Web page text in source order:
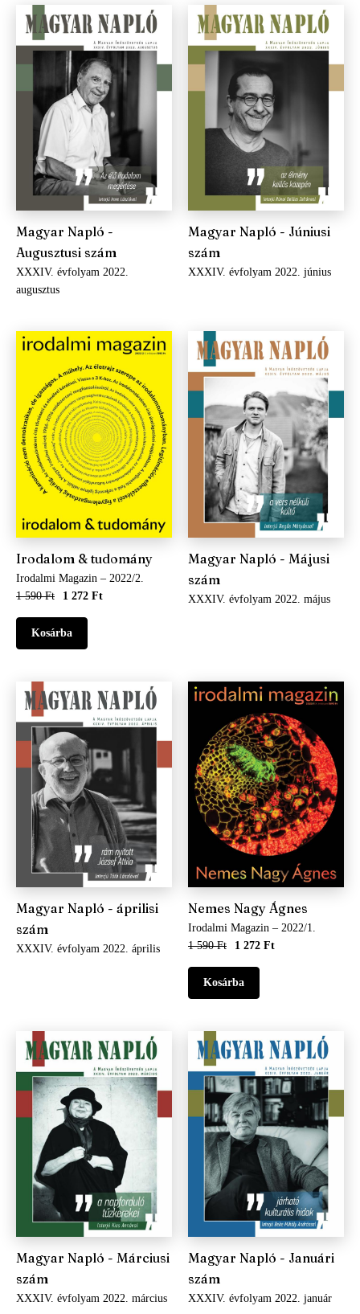
Magyar Napló -
Augusztusi szám
XXXIV. évfolyam 2022.
augusztus
Magyar Napló - Júniusi
szám
XXXIV. évfolyam 2022. június
Irodalom & tudomány
Irodalmi Magazin – 2022/2.
1 590 Ft
1 272 Ft
Magyar Napló - Májusi
szám
XXXIV. évfolyam 2022. május
Magyar Napló - áprilisi
szám
XXXIV. évfolyam 2022. április
Nemes Nagy Ágnes
Irodalmi Magazin – 2022/1.
1 590 Ft
1 272 Ft
Magyar Napló - Márciusi
szám
XXXIV. évfolyam 2022. március
Magyar Napló - Januári
szám
XXXIV. évfolyam 2022. január